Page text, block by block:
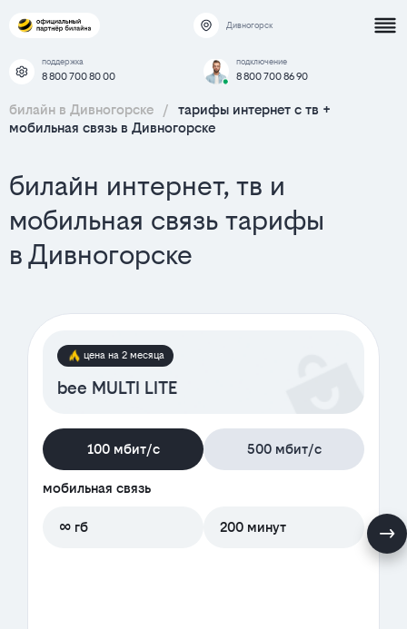
Дивногорск
поддержка
8 800 700 80 00
подключение
8 800 700 86 90
билайн в Дивногорске /
тарифы интернет c тв +
мобильная связь в Дивногорске
билайн интернет, тв и
мобильная связь тарифы
в Дивногорске
цена на 2 месяца
bee MULTI LITE
100 мбит/с 500 мбит/с
мобильная связь
∞ гб 200 минут